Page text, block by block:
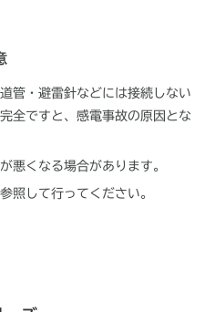
管・避雷針などには接続しない
全ですと、感電事故の原因とな
悪くなる場合があります。
照して行ってください。